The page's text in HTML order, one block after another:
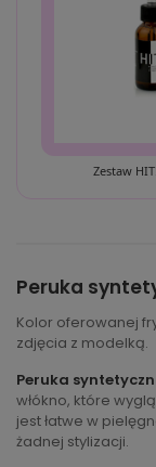
Zestaw
Peruka
Kolor oferowanej
zdjęcia z modelką.
Peruka
włókno, które
jest łatwe w
żadnej stylizacji.